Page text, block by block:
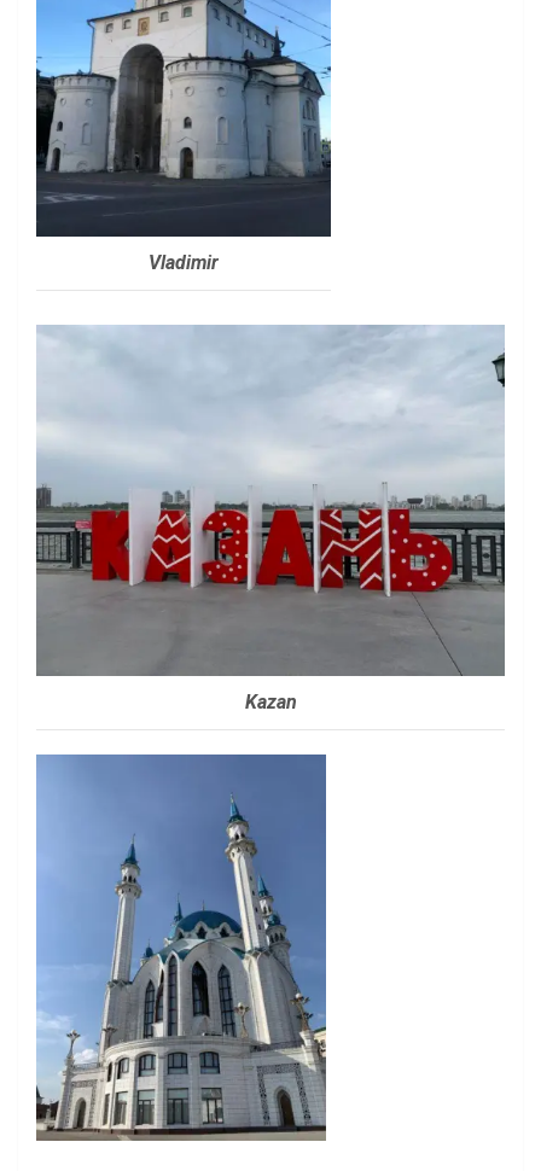
Vladimir
Kazan